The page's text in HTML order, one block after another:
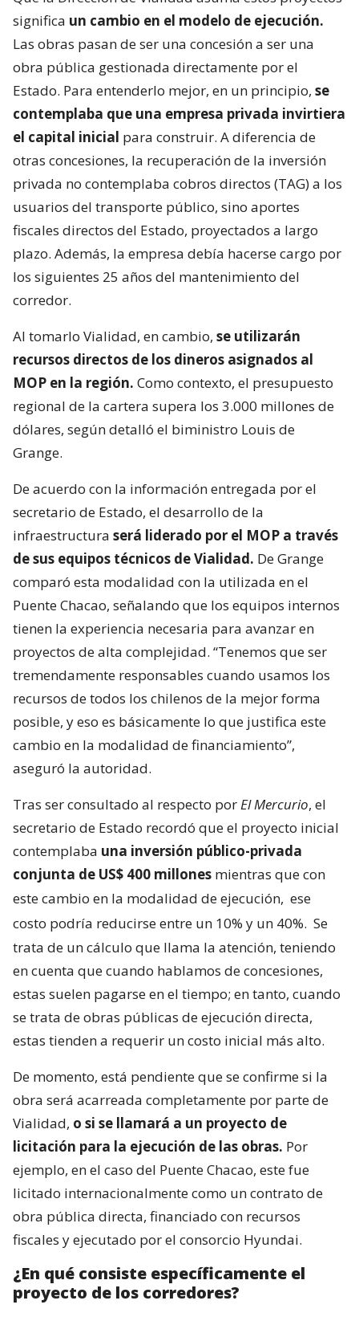
significa un cambio en el modelo de ejecución.
Las obras pasan de ser una concesión a ser una
obra pública gestionada directamente por el
Estado. Para entenderlo mejor, en un principio, se
contemplaba que una empresa privada invirtiera
el capital inicial para construir. A diferencia de
otras concesiones, la recuperación de la inversión
privada no contemplaba cobros directos (TAG) a los
usuarios del transporte público, sino aportes
fiscales directos del Estado, proyectados a largo
plazo. Además, la empresa debía hacerse cargo por
los siguientes 25 años del mantenimiento del
corredor.
Al tomarlo Vialidad, en cambio, se utilizarán
recursos directos de los dineros asignados al
MOP en la región. Como contexto, el presupuesto
regional de la cartera supera los 3.000 millones de
dólares, según detalló el biministro Louis de
Grange.
De acuerdo con la información entregada por el
secretario de Estado, el desarrollo de la
infraestructura será liderado por el MOP a través
de sus equipos técnicos de Vialidad. De Grange
comparó esta modalidad con la utilizada en el
Puente Chacao, señalando que los equipos internos
tienen la experiencia necesaria para avanzar en
proyectos de alta complejidad. “Tenemos que ser
tremendamente responsables cuando usamos los
recursos de todos los chilenos de la mejor forma
posible, y eso es básicamente lo que justifica este
cambio en la modalidad de financiamiento”,
aseguró la autoridad.
Tras ser consultado al respecto porEl Mercurio, el
secretario de Estado recordó que el proyecto inicial
contemplaba una inversión público-privada
conjunta de US$ 400 millones mientras que con
este cambio en la modalidad de ejecución, ese
costo podría reducirse entre un 10% y un 40%. Se
trata de un cálculo que llama la atención, teniendo
en cuenta que cuando hablamos de concesiones,
estas suelen pagarse en el tiempo; en tanto, cuando
se trata de obras públicas de ejecución directa,
estas tienden a requerir un costo inicial más alto.
De momento, está pendiente que se confirme si la
obra será acarreada completamente por parte de
Vialidad, o si se llamará a un proyecto de
licitación para la ejecución de las obras. Por
ejemplo, en el caso del Puente Chacao, este fue
licitado internacionalmente como un contrato de
obra pública directa, financiado con recursos
fiscales y ejecutado por el consorcio Hyundai.
¿En qué consiste específicamente el
proyecto de los corredores?